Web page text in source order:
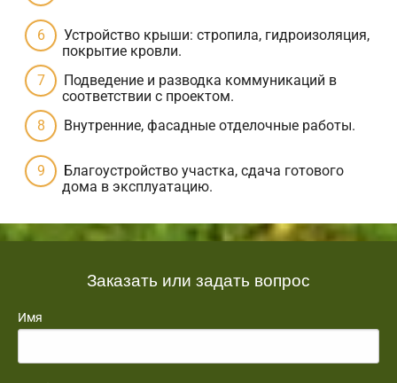
Устройство крыши: стропила, гидроизоляция,
покрытие кровли.
Подведение и разводка коммуникаций в
соответствии с проектом.
Внутренние, фасадные отделочные работы.
Благоустройство участка, сдача готового
дома в эксплуатацию.
Заказать или задать вопрос
Имя